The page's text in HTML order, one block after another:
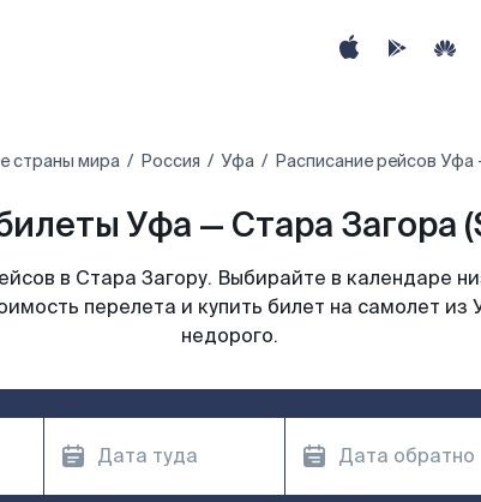
страны мира Россия Уфа Расписание рейсов Уфа
Уфа — Стара Загора
в Стара Загору. Выбирайте в календаре
перелета и купить билет на самолет из
недорого.